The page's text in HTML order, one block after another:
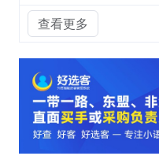
查看更多